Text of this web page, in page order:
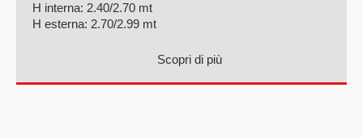
H interna: 2.40/2.70 mt
H esterna: 2.70/2.99 mt
Scopri di più